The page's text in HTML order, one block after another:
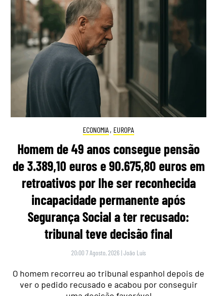
ECONOMIA , EUROPA
Homem de 49 anos consegue pensão
de 3.389,10 euros e 90.675,80 euros em
retroativos por lhe ser reconhecida
incapacidade permanente após
Segurança Social a ter recusado:
tribunal teve decisão final
20:00 7 Agosto, 2026 |João Luís
O homem recorreu ao tribunal espanhol depois de
ver o pedido recusado e acabou por conseguir